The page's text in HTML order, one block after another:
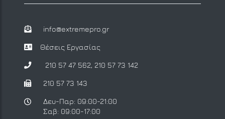
info@extremepro.gr
Θέσεις Εργασίας
210 57 47 562, 210 57 73 142
210 57 73 143
Δευ-Παρ: 09:00-21:00
Σαβ: 09:00-17:00